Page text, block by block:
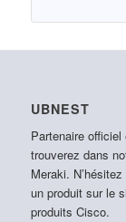
UBNEST
Partenaire
trouverez dans
Meraki.
un produit sur le
produits Cisco.